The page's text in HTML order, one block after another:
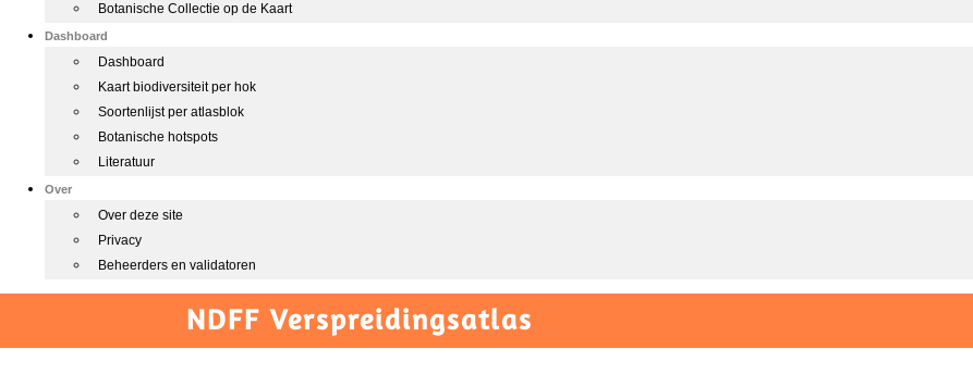
Botanische Collectie op de Kaart
Dashboard
Dashboard
Kaart biodiversiteit per hok
Soortenlijst per atlasblok
Botanische hotspots
Literatuur
Over
Over deze site
Privacy
Beheerders en validatoren
NDFF Verspreidingsatlas